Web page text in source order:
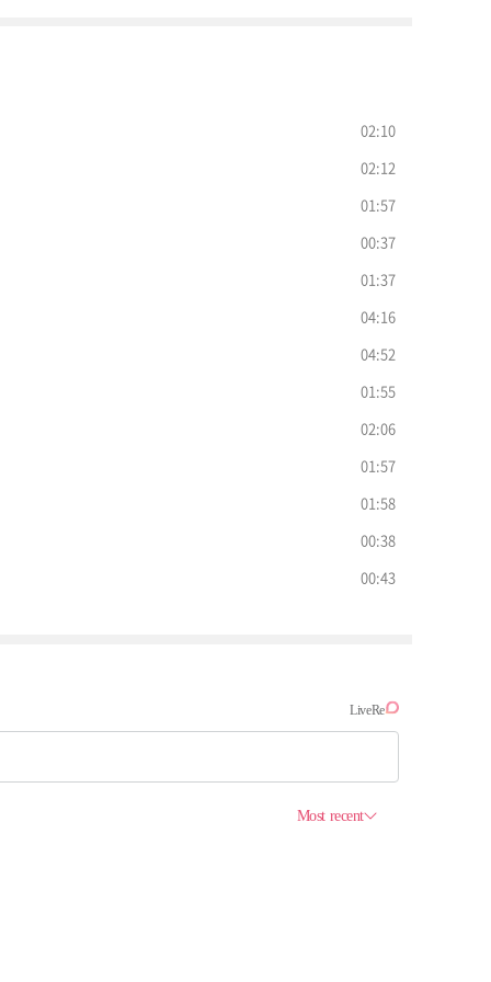
02:10
02:12
01:57
00:37
01:37
04:16
04:52
01:55
02:06
01:57
01:58
00:38
00:43